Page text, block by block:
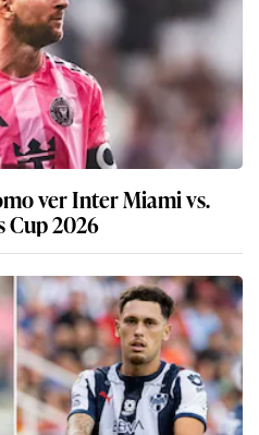
ver Inter Miami vs.
Cup 2026